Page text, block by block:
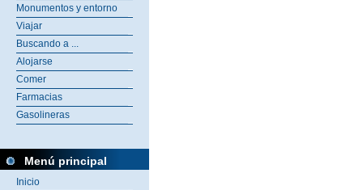
Monumentos y entorno
Viajar
Buscando a ...
Alojarse
Comer
Farmacias
Gasolineras
Menú principal
Inicio